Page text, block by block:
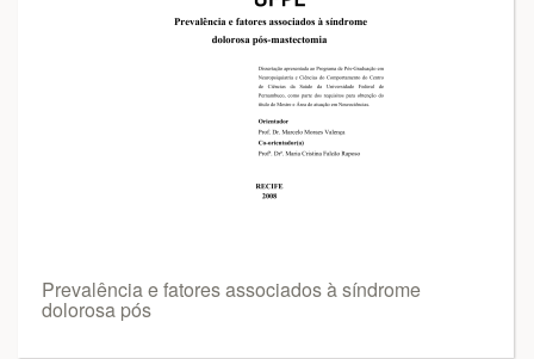
Prevalência e fatores associados à síndrome
dolorosa pós